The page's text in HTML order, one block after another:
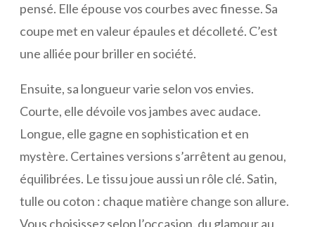
pensé. Elle épouse vos courbes avec finesse. Sa
coupe met en valeur épaules et décolleté. C’est
une alliée pour briller en société.
Ensuite, sa longueur varie selon vos envies.
Courte, elle dévoile vos jambes avec audace.
Longue, elle gagne en sophistication et en
mystère. Certaines versions s’arrêtent au genou,
équilibrées. Le tissu joue aussi un rôle clé. Satin,
tulle ou coton : chaque matière change son allure.
Vous choisissez selon l’occasion, du glamour au